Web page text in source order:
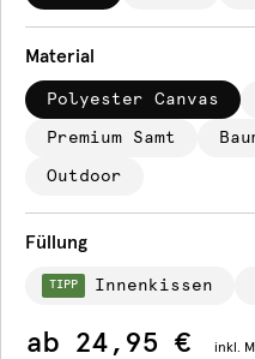
Material
Polyester Canvas
Premium Samt
Outdoor
Füllung
TIPP Innenkissen
ab 24,95 € inkl.